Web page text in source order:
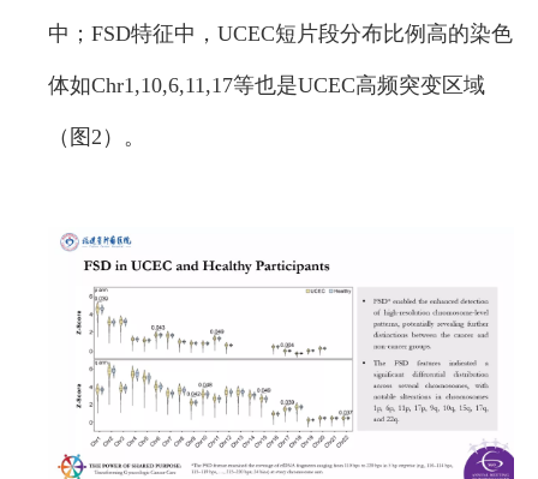
中；FSD特征中，UCEC短片段分布比例高的染色
体如Chr1,10,6,11,17等也是UCEC高频突变区域
（图2）。